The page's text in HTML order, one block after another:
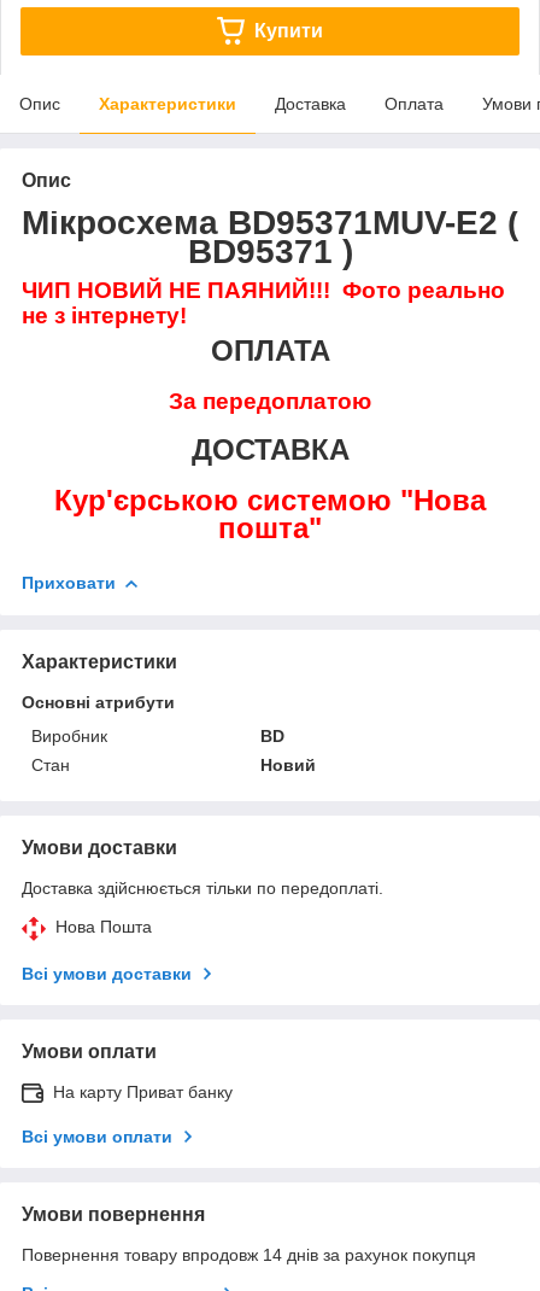
Купити
Опис Характеристики Доставка Оплата Умови
Опис
Мікросхема BD95371MUV-E2 (
BD95371 )
ЧИП НОВИЙ НЕ ПАЯНИЙ!!! Фото реально
не з інтернету!
ОПЛАТА
За передоплатою
ДОСТАВКА
Кур'єрською системою "Нова
пошта"
Приховати
Характеристики
Основні атрибути
Виробник
BD
Стан
Новий
Умови доставки
Доставка здійснюється тільки по передоплаті.
Нова Пошта
Всі умови доставки
Умови оплати
На карту Приват банку
Всі умови оплати
Умови повернення
Повернення товару впродовж 14 днів за рахунок покупця